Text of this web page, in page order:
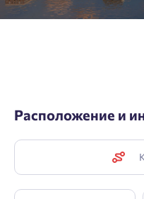
Расположение и